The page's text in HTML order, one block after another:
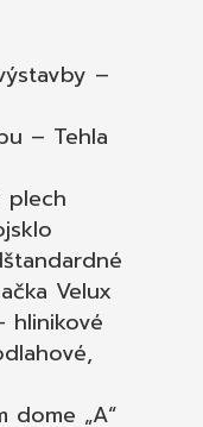
–
– Tehla
plech
Velux
hlinikové
„A“